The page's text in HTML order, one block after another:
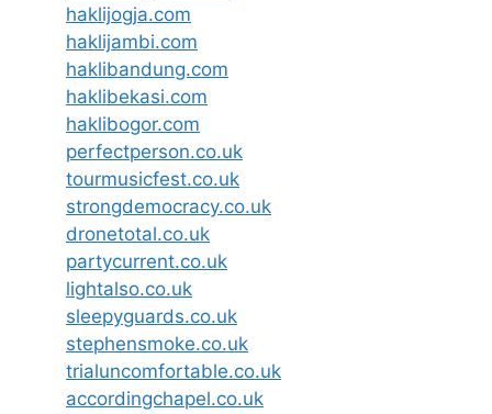
haklijogja.com
haklijambi.com
haklibandung.com
haklibekasi.com
haklibogor.com
perfectperson.co.uk
tourmusicfest.co.uk
strongdemocracy.co.uk
dronetotal.co.uk
partycurrent.co.uk
lightalso.co.uk
sleepyguards.co.uk
stephensmoke.co.uk
trialuncomfortable.co.uk
accordingchapel.co.uk